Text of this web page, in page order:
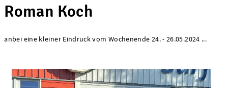
Roman Koch
anbei eine kleiner Eindruck vom Wochenende 24. - 26.05.2024 ...